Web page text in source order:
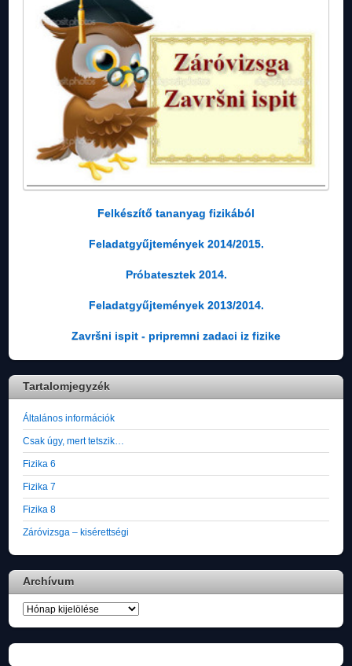
Felkészítő tananyag fizikából
Feladatgyűjtemények 2014/2015.
Próbatesztek 2014.
Feladatgyűjtemények 2013/2014.
Završni ispit - pripremni zadaci iz fizike
Tartalomjegyzék
Általános információk
Csak úgy, mert tetszik…
Fizika 6
Fizika 7
Fizika 8
Záróvizsga – kisérettségi
Archívum
Archívum